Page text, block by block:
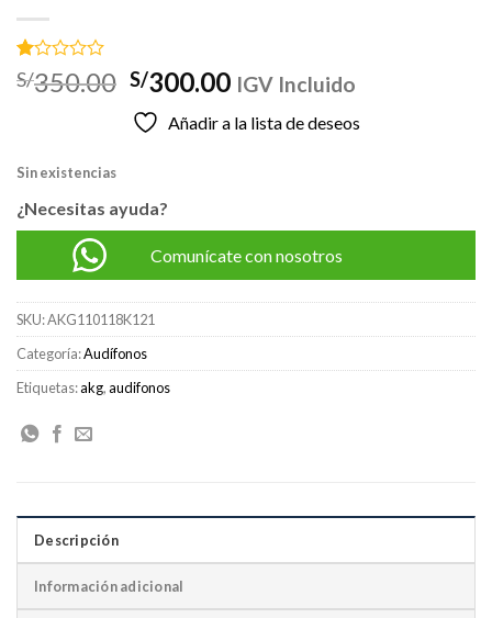
Valorado
con
base
1
valoración
de
S/350.00 El
precio
original
S/300.00El
actual
IGV Incluido
Añadir a la lista de deseos
Sin existencias
¿Necesitas ayuda?
Comunícate con nosotros
SKU:AKG110118K121
Categoría:Audífonos
Etiquetas:akg,audifonos
Descripción
Información adicional